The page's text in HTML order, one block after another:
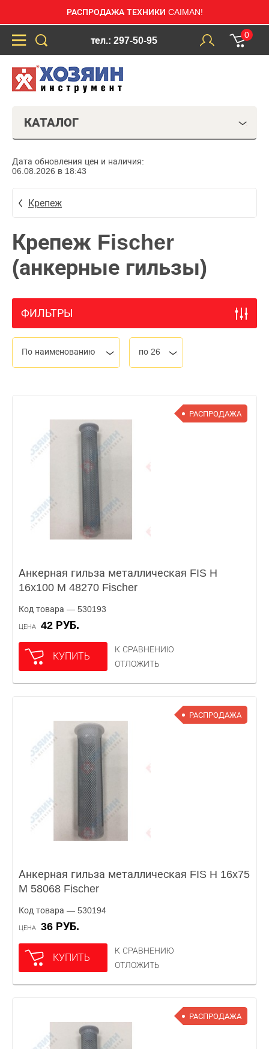
РАСПРОДАЖА ТЕХНИКИ CAIMAN!
тел.: 297-50-95
0
КАТАЛОГ
Дата обновления цен и наличия:
06.08.2026 в 18:43
Крепеж
Крепеж Fischer
(анкерные гильзы)
ФИЛЬТРЫ
По наименованию по 26
РАСПРОДАЖА
Анкерная гильза металлическая FIS H
16x100 M 48270 Fischer
Код товара — 530193
ЦЕНА 42 РУБ.
КУПИТЬ
К СРАВНЕНИЮ
ОТЛОЖИТЬ
РАСПРОДАЖА
Анкерная гильза металлическая FIS H 16x75
M 58068 Fischer
Код товара — 530194
ЦЕНА 36 РУБ.
КУПИТЬ
К СРАВНЕНИЮ
ОТЛОЖИТЬ
РАСПРОДАЖА